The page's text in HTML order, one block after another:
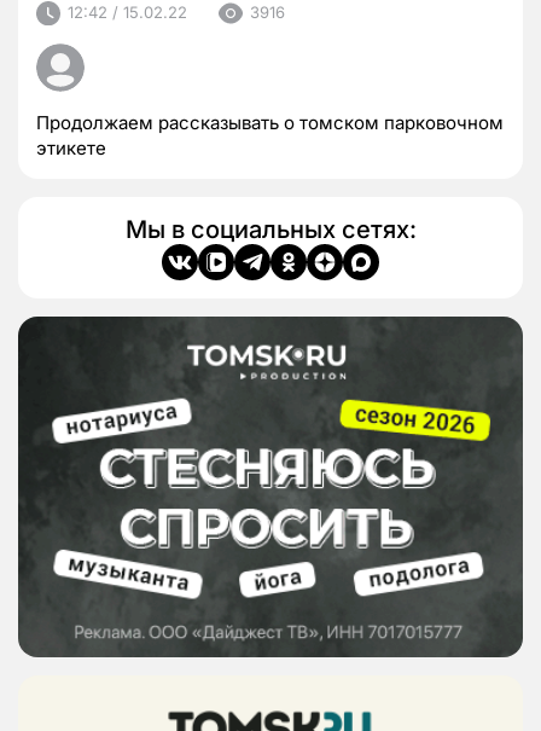
12:42 / 15.02.22 3916
Продолжаем рассказывать о томском парковочном
этикете
Мы в социальных сетях: